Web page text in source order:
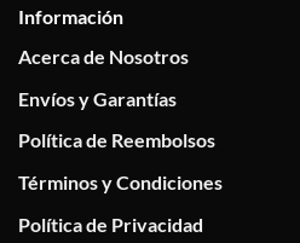
Información
Acerca de Nosotros
Envíos y Garantías
Política de Reembolsos
Términos y Condiciones
Política de Privacidad